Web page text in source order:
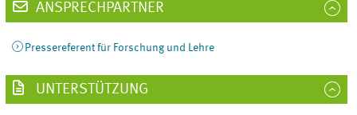
ANSPRECHPARTNER
Pressereferent für Forschung und Lehre
UNTERSTÜTZUNG